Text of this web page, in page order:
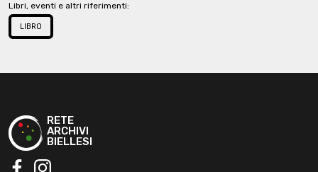
Libri, eventi e altri riferimenti:
LIBRO
RETE
ARCHIVI
BIELLESI